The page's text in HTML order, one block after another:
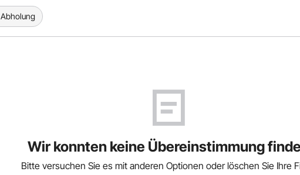
Abholung
Wir konnten keine Übereinstimmung
Bitte versuchen Sie es mit anderen Optionen oder löschen Sie Ihre